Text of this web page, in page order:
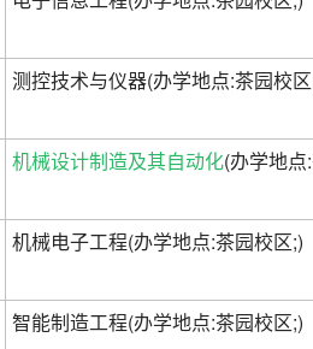
测控技术与仪器(办学地点:茶园校
机械设计制造及其自动化(办学地点
机械电子工程(办学地点:茶园校区;)
智能制造工程(办学地点:茶园校区;)